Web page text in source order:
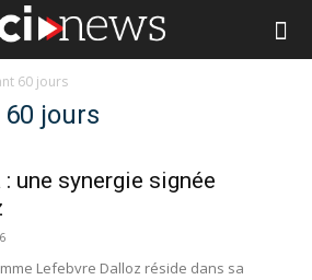
60 jours
jours
une synergie signée
Lefebvre Dalloz réside dans sa